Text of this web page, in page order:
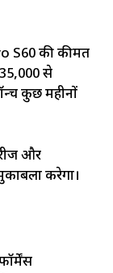
S60 की कीमत
से
कुछ महीनों
और
करेगा।